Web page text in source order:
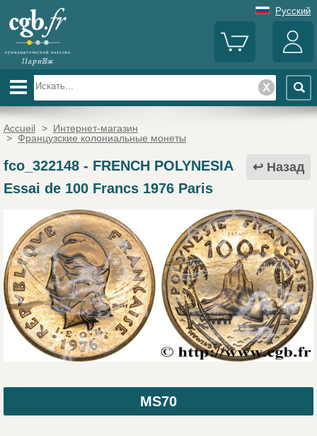
Русский
Accueil > Интернет-магазин
> Французские колониальные монеты
Назад
fco_322148- FRENCH POLYNESIA
Essai de 100 Francs 1976 Paris
MS70